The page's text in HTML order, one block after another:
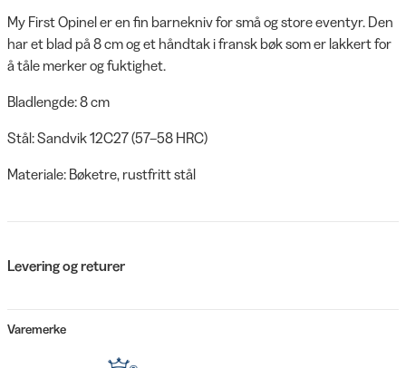
My First Opinel er en fin barnekniv for små og store eventyr. Den
har et blad på 8 cm og et håndtak i fransk bøk som er lakkert for
å tåle merker og fuktighet.
Bladlengde: 8 cm
Stål: Sandvik 12C27 (57–58 HRC)
Materiale: Bøketre, rustfritt stål
Levering og returer
Varemerke